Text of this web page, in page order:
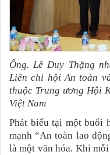
Ông. Lê Duy Thặng
Liên chi hội An toàn
thuộc Trung ương Hội
Việt Nam
Phát biểu tại một buổi
mạnh“An toàn lao
là một văn hóa. Khi